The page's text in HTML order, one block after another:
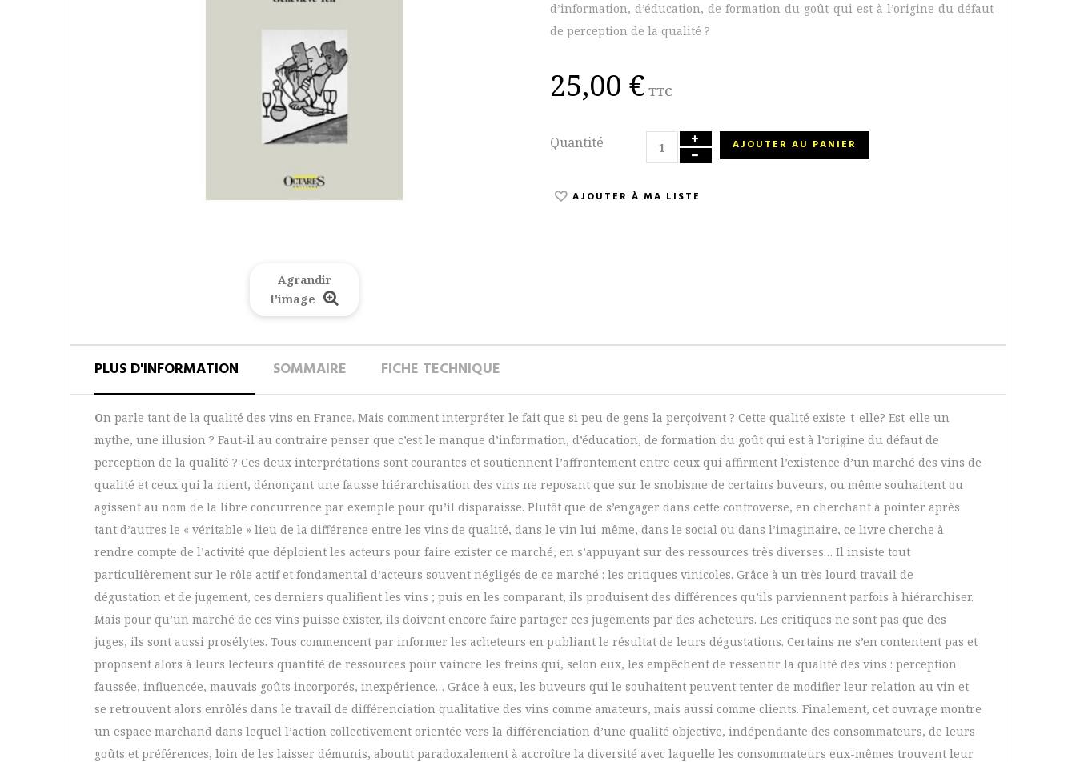
Agrandir
l'image
d’information, d’éducation, de formation du goût qui est à l’origine du défaut
de perception de la qualité ?
25,00 € TTC
Quantité AJOUTER AU PANIER
AJOUTER À MA LISTE
PLUS D'INFORMATION SOMMAIRE FICHE TECHNIQUE
On parle tant de la qualité des vins en France. Mais comment interpréter le fait que si peu de gens la perçoivent ? Cette qualité existe-t-elle? Est-elle un
mythe, une illusion ? Faut-il au contraire penser que c’est le manque d’information, d’éducation, de formation du goût qui est à l’origine du défaut de
perception de la qualité ? Ces deux interprétations sont courantes et soutiennent l’affrontement entre ceux qui affirment l’existence d’un marché des vins de
qualité et ceux qui la nient, dénonçant une fausse hiérarchisation des vins ne reposant que sur le snobisme de certains buveurs, ou même souhaitent ou
agissent au nom de la libre concurrence par exemple pour qu’il disparaisse. Plutôt que de s’engager dans cette controverse, en cherchant à pointer après
tant d’autres le « véritable » lieu de la différence entre les vins de qualité, dans le vin lui-même, dans le social ou dans l’imaginaire, ce livre cherche à
rendre compte de l’activité que déploient les acteurs pour faire exister ce marché, en s’appuyant sur des ressources très diverses… Il insiste tout
particulièrement sur le rôle actif et fondamental d’acteurs souvent négligés de ce marché : les critiques vinicoles. Grâce à un très lourd travail de
dégustation et de jugement, ces derniers qualifient les vins ; puis en les comparant, ils produisent des différences qu’ils parviennent parfois à hiérarchiser.
Mais pour qu’un marché de ces vins puisse exister, ils doivent encore faire partager ces jugements par des acheteurs. Les critiques ne sont pas que des
juges, ils sont aussi prosélytes. Tous commencent par informer les acheteurs en publiant le résultat de leurs dégustations. Certains ne s’en contentent pas et
proposent alors à leurs lecteurs quantité de ressources pour vaincre les freins qui, selon eux, les empêchent de ressentir la qualité des vins : perception
faussée, influencée, mauvais goûts incorporés, inexpérience… Grâce à eux, les buveurs qui le souhaitent peuvent tenter de modifier leur relation au vin et
se retrouvent alors enrôlés dans le travail de différenciation qualitative des vins comme amateurs, mais aussi comme clients. Finalement, cet ouvrage montre
un espace marchand dans lequel l’action collectivement orientée vers la différenciation d’une qualité objective, indépendante des consommateurs, de leurs
goûts et préférences, loin de les laisser démunis, aboutit paradoxalement à accroître la diversité avec laquelle les consommateurs eux-mêmes trouvent leur